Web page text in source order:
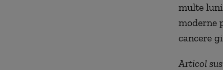
multe
moderne
cancere
Articol